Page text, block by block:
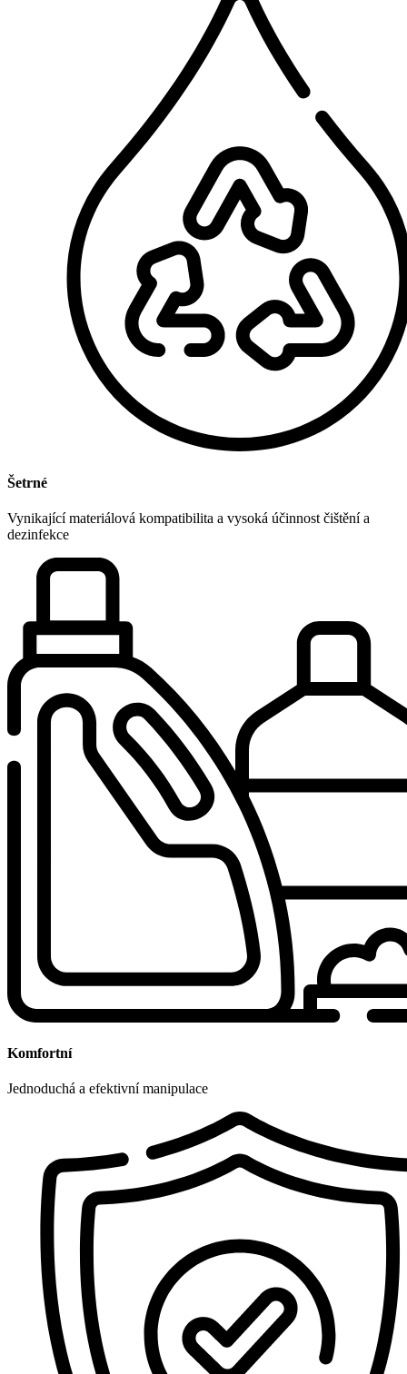
Šetrné
Vynikající materiálová kompatibilita a vysoká účinnost čištění a
dezinfekce
Komfortní
Jednoduchá a efektivní manipulace